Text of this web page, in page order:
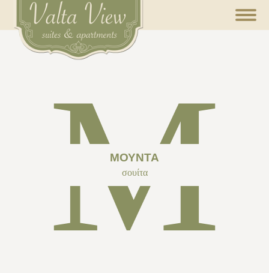
Μ
ΜΟΎΝΤΑ
σουίτα